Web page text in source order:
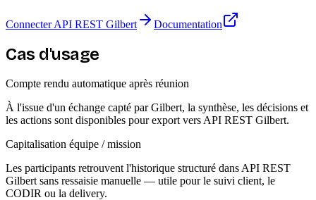
Connecter API REST Gilbert Documentation
Cas d'usage
Compte rendu automatique après réunion
À l'issue d'un échange capté par Gilbert, la synthèse, les décisions et
les actions sont disponibles pour export vers API REST Gilbert.
Capitalisation équipe / mission
Les participants retrouvent l'historique structuré dans API REST
Gilbert sans ressaisie manuelle — utile pour le suivi client, le
CODIR ou la delivery.